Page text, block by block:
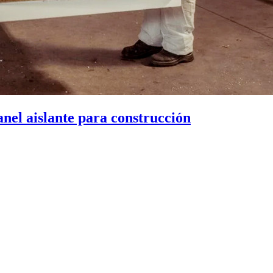
aislante para construcción